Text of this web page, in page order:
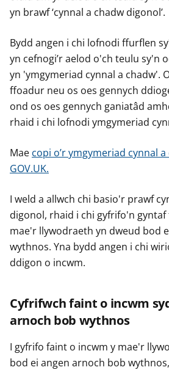
yn brawf ‘cynnal a chadw digonol’.
Bydd angen i chi lofnodi ffurflen
yn cefnogi’r aelod o'ch teulu sy'n
yn 'ymgymeriad cynnal a chadw'.
ffoadur neu os oes gennych
ond os oes gennych ganiatâd
rhaid i chi lofnodi ymgymeriad
Mae copi o’r ymgymeriad cynnal
GOV.UK.
I weld a allwch chi basio'r prawf
digonol, rhaid i chi gyfrifo'n
mae'r llywodraeth yn dweud bod
wythnos. Yna bydd angen i chi
ddigon o incwm.
Cyfrifwch faint o incwm
arnoch bob wythnos
I gyfrifo faint o incwm y mae'r
bod ei angen arnoch bob